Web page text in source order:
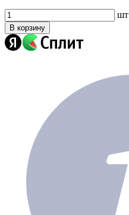
шт
В корзину